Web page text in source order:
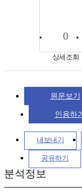
0
상세조회
원문보기
인용하기
내보내기
공유하기
분석정보